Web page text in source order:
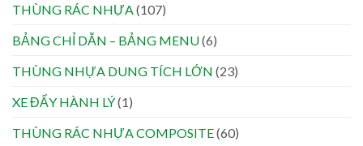
THÙNG RÁC NHỰA (107)
BẢNG CHỈ DẪN – BẢNG MENU(6)
THÙNG NHỰA DUNG TÍCH LỚN (23)
XE ĐẨY HÀNH LÝ(1)
THÙNG RÁC NHỰA COMPOSITE(60)